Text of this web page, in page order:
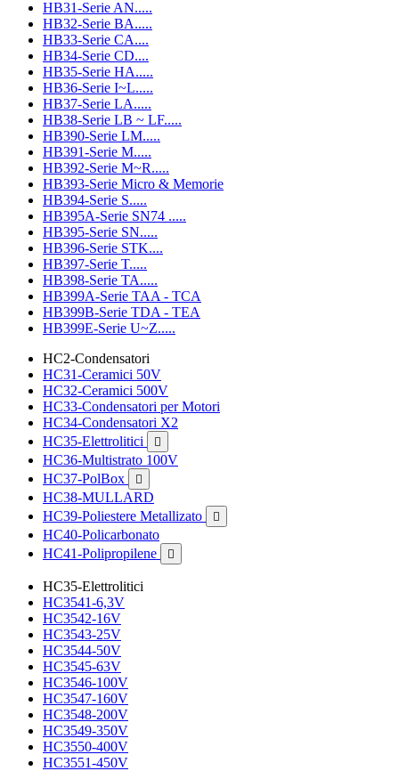
HB31-Serie AN.....
HB32-Serie BA.....
HB33-Serie CA....
HB34-Serie CD....
HB35-Serie HA.....
HB36-Serie I~L.....
HB37-Serie LA.....
HB38-Serie LB ~ LF.....
HB390-Serie LM.....
HB391-Serie M.....
HB392-Serie M~R.....
HB393-Serie Micro & Memorie
HB394-Serie S.....
HB395A-Serie SN74 .....
HB395-Serie SN.....
HB396-Serie STK....
HB397-Serie T.....
HB398-Serie TA.....
HB399A-Serie TAA - TCA
HB399B-Serie TDA - TEA
HB399E-Serie U~Z.....
HC2-Condensatori
HC31-Ceramici 50V
HC32-Ceramici 500V
HC33-Condensatori per Motori
HC34-Condensatori X2
HC35-Elettrolitici

HC36-Multistrato 100V
HC37-PolBox

HC38-MULLARD
HC39-Poliestere Metallizato

HC40-Policarbonato
HC41-Polipropilene

HC35-Elettrolitici
HC3541-6,3V
HC3542-16V
HC3543-25V
HC3544-50V
HC3545-63V
HC3546-100V
HC3547-160V
HC3548-200V
HC3549-350V
HC3550-400V
HC3551-450V